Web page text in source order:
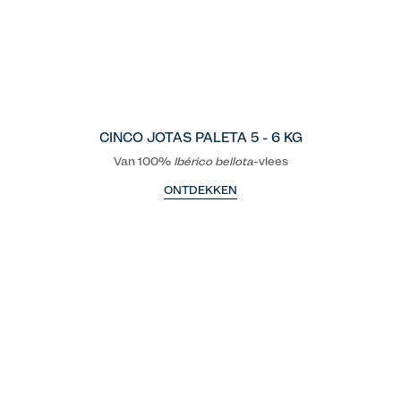
CINCO JOTAS PALETA 5 - 6 KG
Van 100% Ibérico bellota-vlees
ONTDEKKEN